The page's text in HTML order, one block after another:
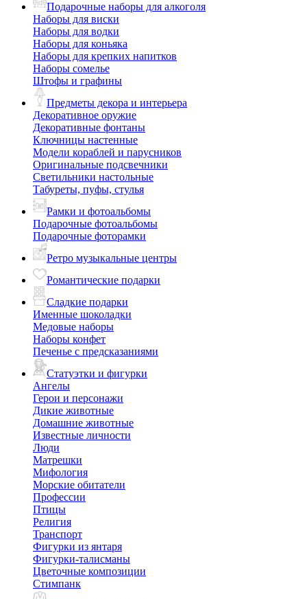
Подарочные наборы для алкоголя
Наборы для виски
Наборы для водки
Наборы для коньяка
Наборы для крепких напитков
Наборы сомелье
Штофы и графины
Предметы декора и интерьера
Декоративное оружие
Декоративные фонтаны
Ключницы настенные
Модели кораблей и парусников
Оригинальные подсвечники
Светильники настольные
Табуреты, пуфы, стулья
Рамки и фотоальбомы
Подарочные фотоальбомы
Подарочные фоторамки
Ретро музыкальные центры
Романтические подарки
Сладкие подарки
Именные шоколадки
Медовые наборы
Наборы конфет
Печенье с предсказаниями
Статуэтки и фигурки
Ангелы
Герои и персонажи
Дикие животные
Домашние животные
Известные личности
Люди
Матрешки
Мифология
Морские обитатели
Профессии
Птицы
Религия
Транспорт
Фигурки из янтаря
Фигурки-талисманы
Цветочные композиции
Стимпанк